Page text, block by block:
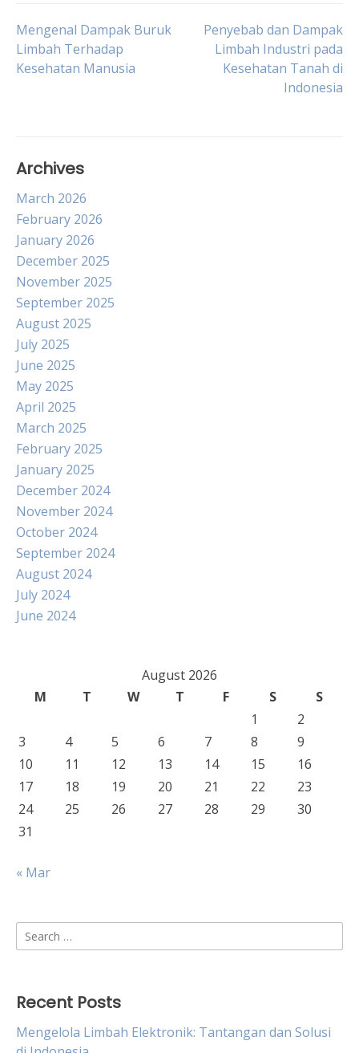
Post
navigation
Mengenal Dampak Buruk
Limbah Terhadap
Kesehatan Manusia
Penyebab dan Dampak
Limbah Industri pada
Kesehatan Tanah di
Indonesia
Archives
March 2026
February 2026
January 2026
December 2025
November 2025
September 2025
August 2025
July 2025
June 2025
May 2025
April 2025
March 2025
February 2025
January 2025
December 2024
November 2024
October 2024
September 2024
August 2024
July 2024
June 2024
August 2026
M
T W T F S
S
1
2
3
4 5 6 7 8
9
10
11 12 13 14 15
16
17
18 19 20 21 22
23
24
25 26 27 28 29
30
31
« Mar
Search
for:
Recent Posts
Mengelola Limbah Elektronik: Tantangan dan Solusi